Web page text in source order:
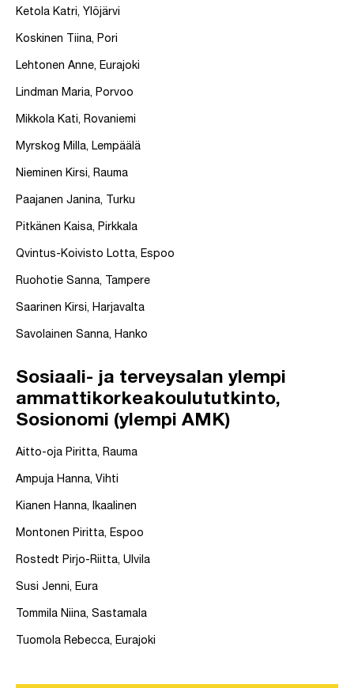
Ketola Katri, Ylöjärvi
Koskinen Tiina, Pori
Lehtonen Anne, Eurajoki
Lindman Maria, Porvoo
Mikkola Kati, Rovaniemi
Myrskog Milla, Lempäälä
Nieminen Kirsi, Rauma
Paajanen Janina, Turku
Pitkänen Kaisa, Pirkkala
Qvintus-Koivisto Lotta, Espoo
Ruohotie Sanna, Tampere
Saarinen Kirsi, Harjavalta
Savolainen Sanna, Hanko
Sosiaali- ja terveysalan ylempi
ammattikorkeakoulututkinto,
Sosionomi (ylempi AMK)
Aitto-oja Piritta, Rauma
Ampuja Hanna, Vihti
Kianen Hanna, Ikaalinen
Montonen Piritta, Espoo
Rostedt Pirjo-Riitta, Ulvila
Susi Jenni, Eura
Tommila Niina, Sastamala
Tuomola Rebecca, Eurajoki